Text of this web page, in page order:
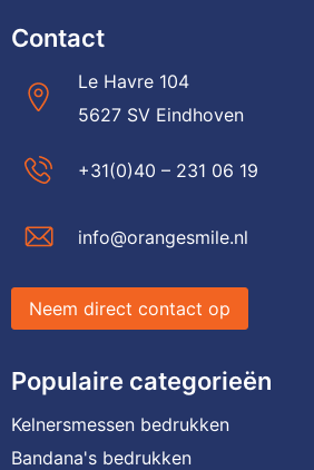
Contact
Le Havre 104
5627 SV Eindhoven
+31(0)40 – 231 06 19
info@orangesmile.nl
Neem direct contact op
Populaire categorieën
Kelnersmessen bedrukken
Bandana's bedrukken